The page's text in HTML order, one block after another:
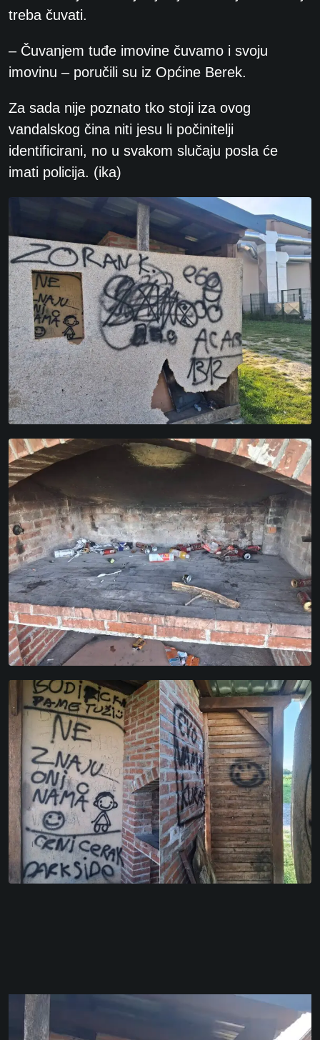
treba čuvati.
– Čuvanjem tuđe imovine čuvamo i svoju
imovinu – poručili su iz Općine Berek.
Za sada nije poznato tko stoji iza ovog
vandalskog čina niti jesu li počinitelji
identificirani, no u svakom slučaju posla će
imati policija. (ika)